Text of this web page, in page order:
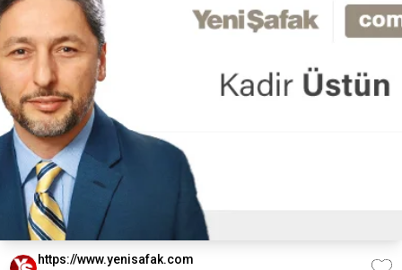
https://www.yenisafak.com